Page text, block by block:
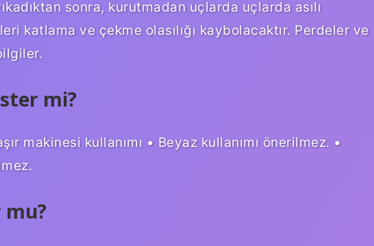
sonra, kurutmadan uçlarda uçlarda asılı
katlama ve çekme olasılığı kaybolacaktır. Perdeler ve
mi?
makinesi kullanımı • Beyaz kullanımı önerilmez. •